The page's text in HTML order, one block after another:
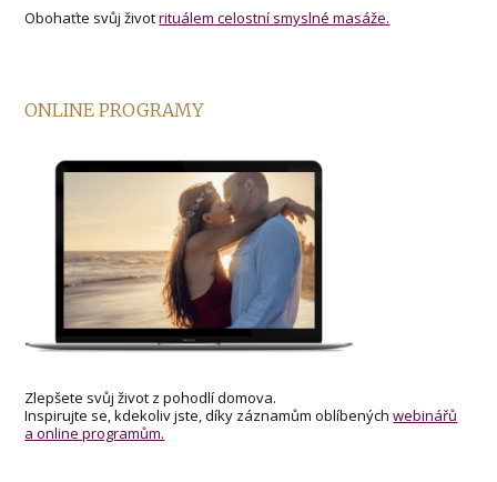
Obohaťte svůj životrituálem celostní smyslné masáže.
ONLINE PROGRAMY
Zlepšete svůj život z pohodlí domova.
Inspirujte se, kdekoliv jste, díky záznamům oblíbenýchwebinářů
a online programům.